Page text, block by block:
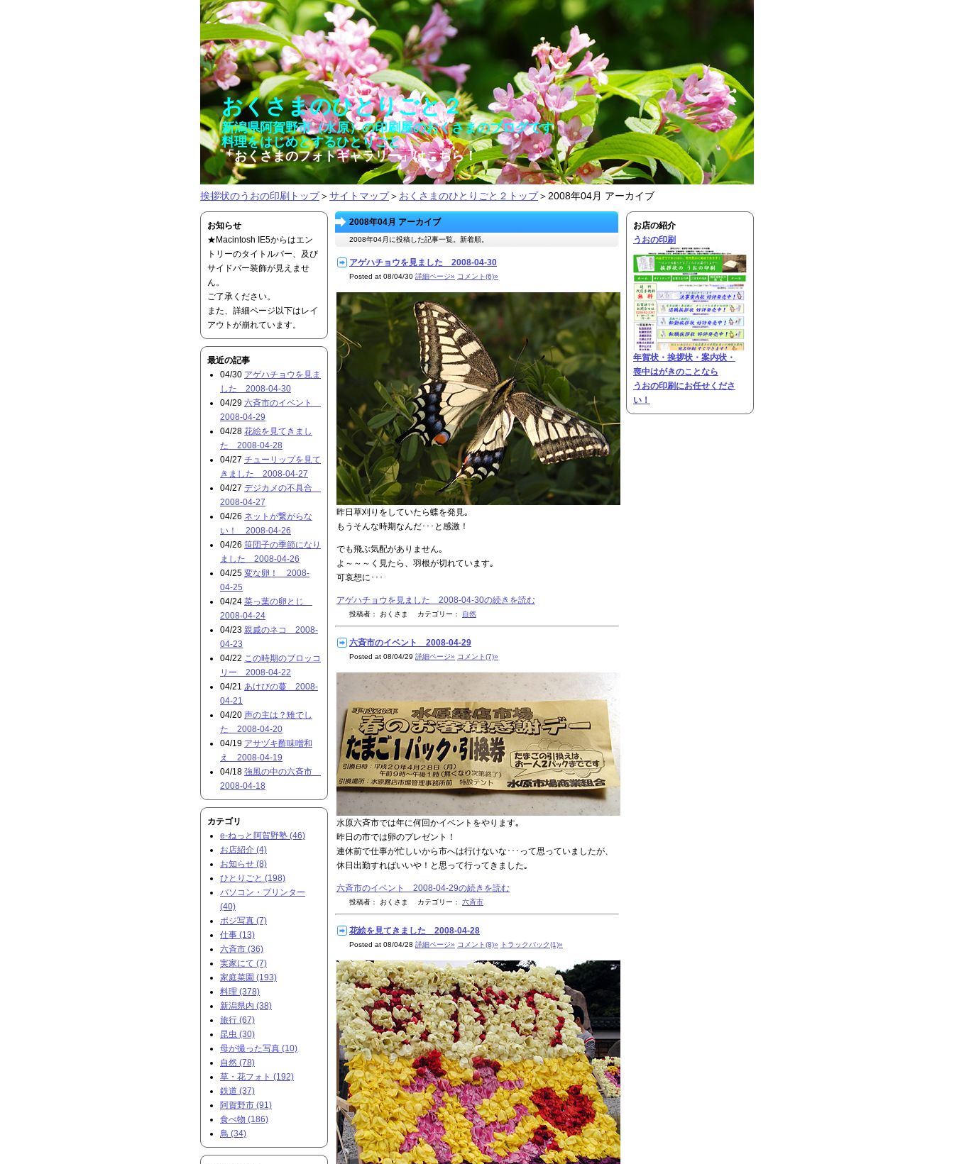
おくさまのひとりごと２
新潟県阿賀野市（水原）の印刷屋のおくさまのブログです
料理をはじめとするひとりごと
「おくさまのフォトギャラリー」はこちら！
挨拶状のうおの印刷トップ＞サイトマップ＞ おくさまのひとりごと２トップ＞2008年04月 アーカイブ
2008年04月 アーカイブ
2008年04月に投稿した記事一覧。新着順。
アゲハチョウを見ました 2008-04-30
Posted at 08/04/30 詳細ページ» コメント(6)»
昨日草刈りをしていたら蝶を発見｡
もうそんな時期なんだ･･･と感激！
でも飛ぶ気配がありません｡
よ～～～く見たら、羽根が切れています｡
可哀想に･･･
アゲハチョウを見ました 2008-04-30の続きを読む
投稿者： おくさま カテゴリー： 自然
六斉市のイベント 2008-04-29
Posted at 08/04/29 詳細ページ» コメント(7)»
水原六斉市では年に何回かイベントをやります｡
昨日の市では卵のプレゼント！
連休前で仕事が忙しいから市へは行けないな･･･って思っていましたが、
休日出勤すればいいや！と思って行ってきました｡
六斉市のイベント 2008-04-29の続きを読む
投稿者： おくさま カテゴリー： 六斉市
花絵を見てきました 2008-04-28
Posted at 08/04/28 詳細ページ» コメント(8)» トラックバック(1)»
お知らせ
★Macintosh IE5からはエン
トリーのタイトルバー、及び
サイドバー装飾が見えませ
ん。
ご了承ください。
また、詳細ページ以下はレイ
アウトが崩れています。
最近の記事
04/30 アゲハチョウを見ま
した 2008-04-30
04/29 六斉市のイベント
2008-04-29
04/28 花絵を見てきまし
た 2008-04-28
04/27 チューリップを見て
きました 2008-04-27
04/27 デジカメの不具合
2008-04-27
04/26 ネットが繋がらな
い！ 2008-04-26
04/26 笹団子の季節になり
ました 2008-04-26
04/25 変な卵！ 2008-
04-25
04/24 菜っ葉の卵とじ
2008-04-24
04/23 親戚のネコ 2008-
04-23
04/22 この時期のブロッコ
リー 2008-04-22
04/21 あけびの蔓 2008-
04-21
04/20 声の主は？雉でし
た 2008-04-20
04/19 アサヅキ酢味噌和
え 2008-04-19
04/18 強風の中の六斉市
2008-04-18
カテゴリ
e-ねっと阿賀野塾 (46)
お店紹介 (4)
お知らせ (8)
ひとりごと (198)
パソコン・プリンター
(40)
ポジ写真 (7)
仕事 (13)
六斉市 (36)
実家にて (7)
家庭菜園 (193)
料理 (378)
新潟県内 (38)
旅行 (67)
昆虫 (30)
母が撮った写真 (10)
自然 (78)
草・花フォト (192)
鉄道 (37)
阿賀野市 (91)
食べ物 (186)
鳥 (34)
お店の紹介
うおの印刷
年賀状・挨拶状・案内状・
喪中はがきのことなら
うおの印刷にお任せくださ
い！